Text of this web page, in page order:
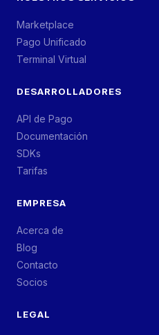
Marketplace
Pago Unificado
Terminal Virtual
DESARROLLADORES
API de Pago
Documentación
SDKs
Tarifas
EMPRESA
Acerca de
Blog
Contacto
Socios
LEGAL